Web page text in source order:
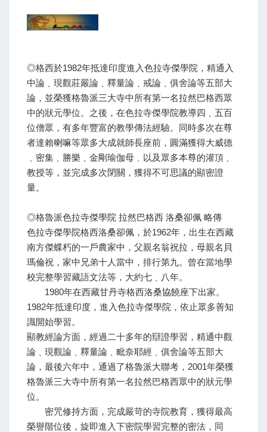
◎格西於1982年抵達印度進入色拉寺傑學院，精通入
中論﹑現觀莊嚴論﹑釋量論﹑戒論﹑俱舍論等五部大
論，並榮獲格魯派三大寺中所有第一名拉然巴格西眾
中的狀元學位。之後，在色拉寺傑學院教導四﹑五百
位僧眾，有多年豐富的教學傳法經驗。同時多次在尊
者達賴喇嘛等眾多大成就師長座前，圓滿獲得大威德
﹑密集﹑勝樂﹑金剛瑜伽母﹑以及眾多本尊的灌頂﹑
教授等，並完成多次閉關，獲得不可思議的顯密證
量。
◎格魯派色拉寺傑學院 拉然巴格西 洛桑卻佩 略傳
色拉寺傑學院格西洛桑卻佩，於1962年，出生在西藏
南方傑蝶朽的一戶農家中，父親名翁祝拉，母親名貝
瑪倫祝，家中兄弟十人當中，排行第九。曾在當地學
校完整學習藏語文法等，大約七﹑八年。
1980年在西藏甘丹寺格西洛桑協饒座下出家。
1982年抵達印度，進入色拉寺傑學院，依止眾多善知
識開始學習。
顯教經論方面，經過二十多年的辯證學習，精通中觀
論﹑現觀論﹑釋量論﹑毗奈耶經﹑俱舍論等五部大
論，最後六年中，通過了格魯派大聯考，2001年榮獲
格魯派三大寺中所有第一名拉然巴格西眾中的狀元學
位。
密咒修持方面，完成嚴苛的寺院教育，獲得最高
榮譽階位後，旋即進入下密院學習完整的密法，同